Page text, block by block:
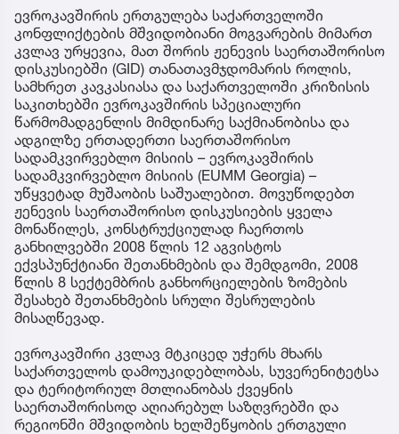
ევროკავშირის ერთგულება საქართველოში
კონფლიქტების მშვიდობიანი მოგვარების მიმართ
კვლავ ურყევია, მათ შორის ჟენევის საერთაშორისო
დისკუსიებში (GID) თანათავმჯდომარის როლის,
სამხრეთ კავკასიასა და საქართველოში კრიზისის
საკითხებში ევროკავშირის სპეციალური
წარმომადგენლის მიმდინარე საქმიანობისა და
ადგილზე ერთადერთი საერთაშორისო
სადამკვირვებლო მისიის – ევროკავშირის
სადამკვირვებლო მისიის (EUMM Georgia) –
უწყვეტად მუშაობის საშუალებით. მოვუწოდებთ
ჟენევის საერთაშორისო დისკუსიების ყველა
მონაწილეს, კონსტრუქციულად ჩაერთოს
განხილვებში 2008 წლის 12 აგვისტოს
ექვსპუნქტიანი შეთანხმების და შემდგომი, 2008
წლის 8 სექტემბრის განხორციელების ზომების
შესახებ შეთანხმების სრული შესრულების
მისაღწევად.
ევროკავშირი კვლავ მტკიცედ უჭერს მხარს
საქართველოს დამოუკიდებლობას, სუვერენიტეტსა
და ტერიტორიულ მთლიანობას ქვეყნის
საერთაშორისოდ აღიარებულ საზღვრებში და
რეგიონში მშვიდობის ხელშეწყობის ერთგული